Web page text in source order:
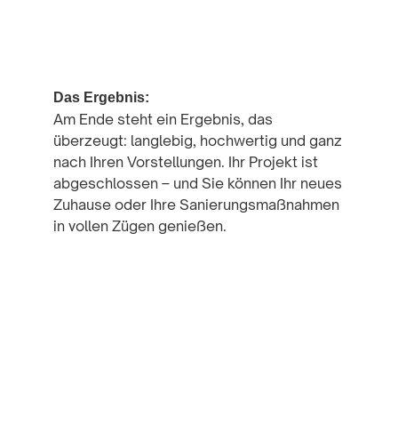
Das Ergebnis:
Am Ende steht ein Ergebnis, das
überzeugt: langlebig, hochwertig und ganz
nach Ihren Vorstellungen. Ihr Projekt ist
abgeschlossen – und Sie können Ihr neues
Zuhause oder Ihre Sanierungsmaßnahmen
in vollen Zügen genießen.